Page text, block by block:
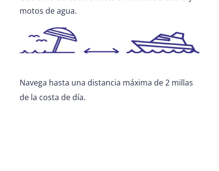
motos de agua.
Navega hasta una distancia máxima de 2 millas
de la costa de día.